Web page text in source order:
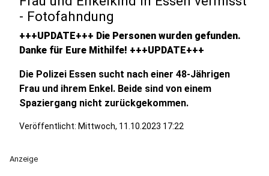
- Fotofahndung
+++UPDATE+++ Die Personen wurden gefunden.
Danke für Eure Mithilfe! +++UPDATE+++
Die Polizei Essen sucht nach einer 48-Jährigen
Frau und ihrem Enkel. Beide sind von einem
Spaziergang nicht zurückgekommen.
Veröffentlicht: Mittwoch, 11.10.2023 17:22
Anzeige